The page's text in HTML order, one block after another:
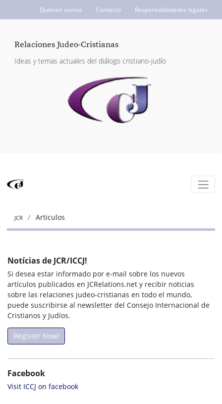
Quiénes somos Contacto Responsabilidades legales
Relaciones Judeo-Cristianas
Ideas y temas actuales del diálogo cristiano-judío
JCR Articulos
Notícias de JCR/ICCJ!
Si desea estar informado por e-mail sobre los nuevos
artículos publicados en JCRelations.net y recibir noticias
sobre las relaciones judeo-cristianas en todo el mundo,
puede suscribirse al newsletter del Consejo Internacional de
Cristianos y Judíos.
Register Now!
Facebook
Visit ICCJ on facebook